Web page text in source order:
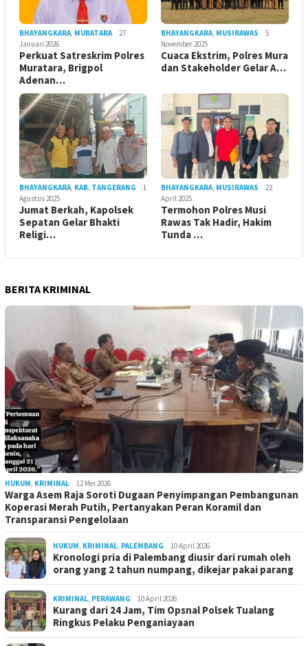
BHAYANGKARA, MURATARA
27
Januari 2026
Perkuat Satreskrim Polres
Muratara, Brigpol
Adenan…
BHAYANGKARA, MUSIRAWAS
5
November 2025
Cuaca Ekstrim, Polres Mura
dan Stakeholder Gelar A…
BHAYANGKARA, KAB. TANGERANG
1
Agustus 2025
Jumat Berkah, Kapolsek
Sepatan Gelar Bhakti
Religi…
BHAYANGKARA, MUSIRAWAS
22
April 2025
Termohon Polres Musi
Rawas Tak Hadir, Hakim
Tunda …
BERITA KRIMINAL
HUKUM, KRIMINAL 12 Mei 2026
Warga Asem Raja Soroti Dugaan Penyimpangan Pembangunan
Koperasi Merah Putih, Pertanyakan Peran Koramil dan
Transparansi Pengelolaan
HUKUM, KRIMINAL, PALEMBANG 10 April 2026
Kronologi pria di Palembang diusir dari rumah oleh
orang yang 2 tahun numpang, dikejar pakai parang
KRIMINAL, PERAWANG 10 April 2026
Kurang dari 24 Jam, Tim Opsnal Polsek Tualang
Ringkus Pelaku Penganiayaan